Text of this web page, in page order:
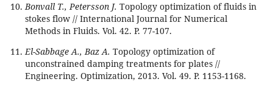
Bonvall T., Petersson J. Topology optimization of fluids in
stokes flow // International Journal for Numerical
Methods in Fluids. Vol. 42. P. 77-107.
El-Sabbage A., Baz A. Topology optimization of
unconstrained damping treatments for plates //
Engineering. Optimization, 2013. Vol. 49. P. 1153-1168.